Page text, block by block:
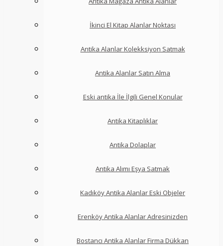
İkinci El Kitap Alanlar Noktası
Antika Alanlar Kolekksiyon Satmak
Antika Alanlar Satın Alma
Eski antika İle İlgili Genel Konular
Antika Kitaplıklar
Antika Dolaplar
Antika Alımı Eşya Satmak
Kadıköy Antika Alanlar Eski Objeler
Erenköy Antika Alanlar Adresinizden
Bostancı Antika Alanlar Firma Dükkan